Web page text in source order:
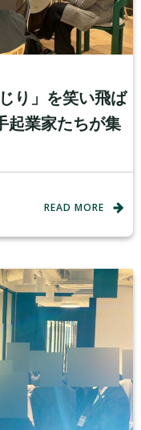
り」を笑い飛ば
起業家たちが集
READ MORE